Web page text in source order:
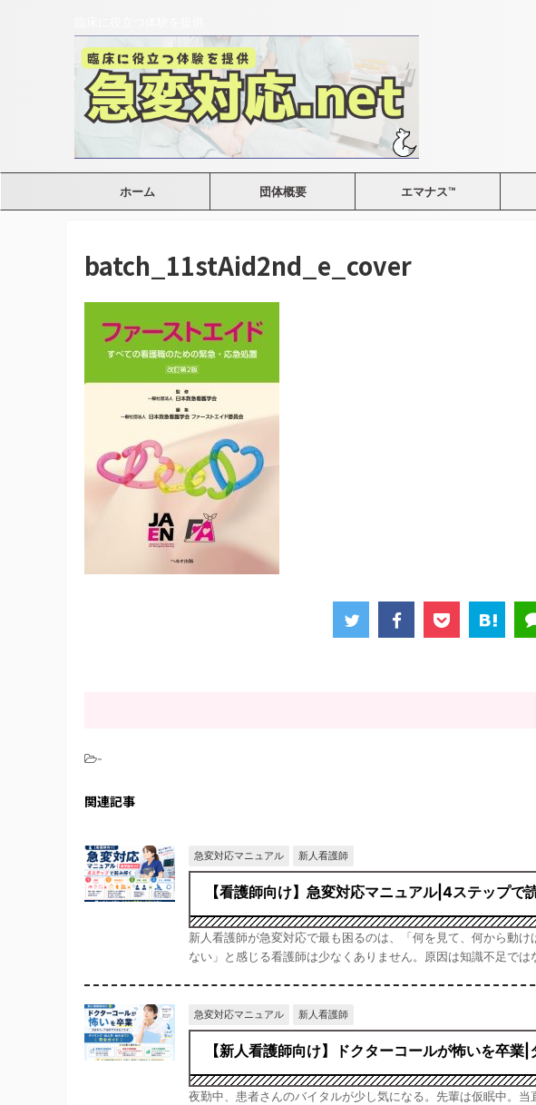
ホーム 団体概要 エマナス™
batch_11stAid2nd_e_cover
-
関連記事
急変対応マニュアル 新人看護師
【看護師向け】急変対応マニュアル|4ステップで
新人看護師が急変対応で最も困るのは、「何を見て、何から動
ない」と感じる看護師は少なくありません。原因は知識不足で
急変対応マニュアル 新人看護師
【新人看護師向け】ドクターコールが怖いを卒
夜勤中、患者さんのバイタルが少し気になる。先輩は仮眠中。